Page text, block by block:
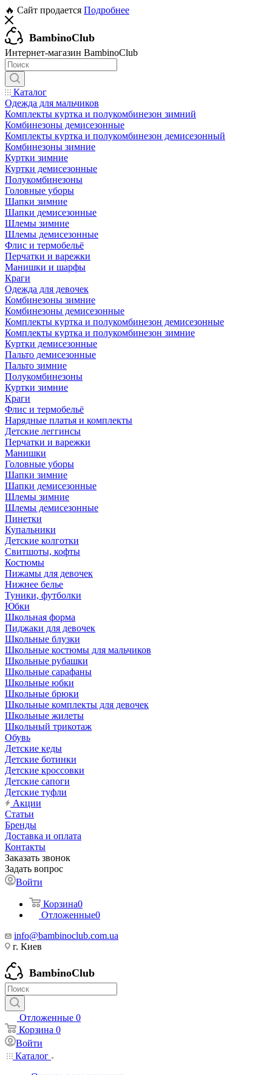
🔥 Сайт продается Подробнее
BambinoClub
Интернет-магазин BambinoClub
Каталог
Одежда для мальчиков
Комплекты куртка и полукомбинезон зимний
Комбинезоны демисезонные
Комплекты куртка и полукомбинезон демисезонный
Комбинезоны зимние
Куртки зимние
Куртки демисезонные
Полукомбинезоны
Головные уборы
Шапки зимние
Шапки демисезонные
Шлемы зимние
Шлемы демисезонные
Флис и термобельё
Перчатки и варежки
Манишки и шарфы
Краги
Одежда для девочек
Комбинезоны зимние
Комбинезоны демисезонные
Комплекты куртка и полукомбинезон демисезонные
Комплекты куртка и полукомбинезон зимние
Куртки демисезонные
Пальто демисезонные
Пальто зимние
Полукомбинезоны
Куртки зимние
Краги
Флис и термобельё
Нарядные платья и комплекты
Детские леггинсы
Перчатки и варежки
Манишки
Головные уборы
Шапки зимние
Шапки демисезонные
Шлемы зимние
Шлемы демисезонные
Пинетки
Купальники
Детские колготки
Свитшоты, кофты
Костюмы
Пижамы для девочек
Нижнее белье
Туники, футболки
Юбки
Школьная форма
Пиджаки для девочек
Школьные блузки
Школьные костюмы для мальчиков
Школьные рубашки
Школьные сарафаны
Школьные юбки
Школьные брюки
Школьные комплекты для девочек
Школьные жилеты
Школьный трикотаж
Обувь
Детские кеды
Детские ботинки
Детские кроссовки
Детские сапоги
Детские туфли
Акции
Статьи
Бренды
Доставка и оплата
Контакты
Заказать звонок
Задать вопрос
Войти
Корзина0
Отложенные0
info@bambinoclub.com.ua
г. Киев
BambinoClub
Отложенные 0
Корзина 0
Войти
Каталог